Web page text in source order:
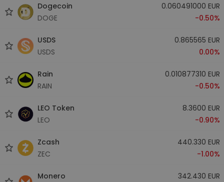
Dogecoin
DOGE
0.060491000 EUR
-0.50%
USDS
USDS
0.865565 EUR
0.00%
Rain
RAIN
0.010877310 EUR
-0.50%
LEO Token
LEO
8.3600 EUR
-0.90%
Zcash
ZEC
440.330 EUR
-1.00%
Monero
342.430 EUR